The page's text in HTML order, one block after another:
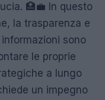
🏥💼 In questo
la trasparenza e
informazioni sono
le proprie
a lungo
un impegno